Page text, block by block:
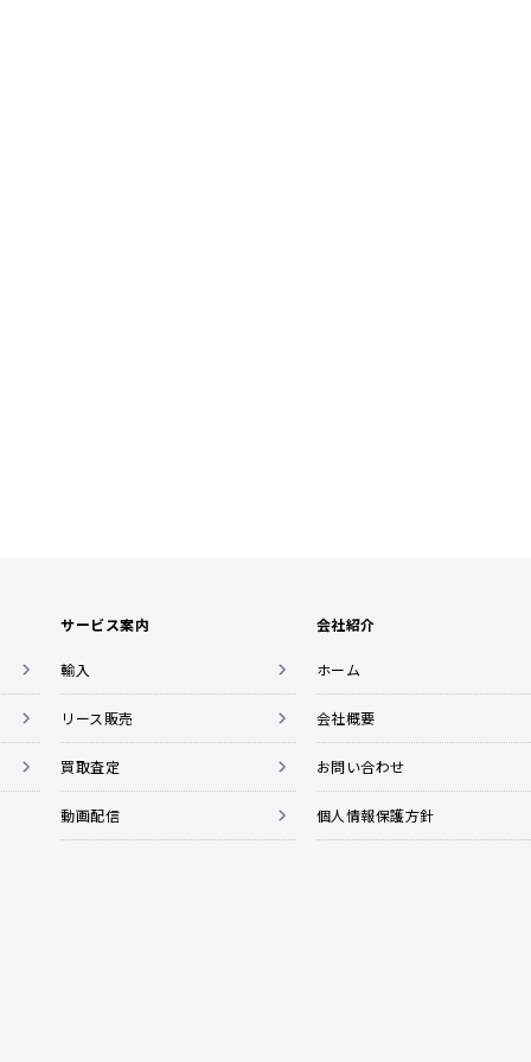
サービス案内
輸入
リース販売
買取査定
動画配信
会社紹介
ホーム
会社概要
お問い合わせ
個人情報保護方針